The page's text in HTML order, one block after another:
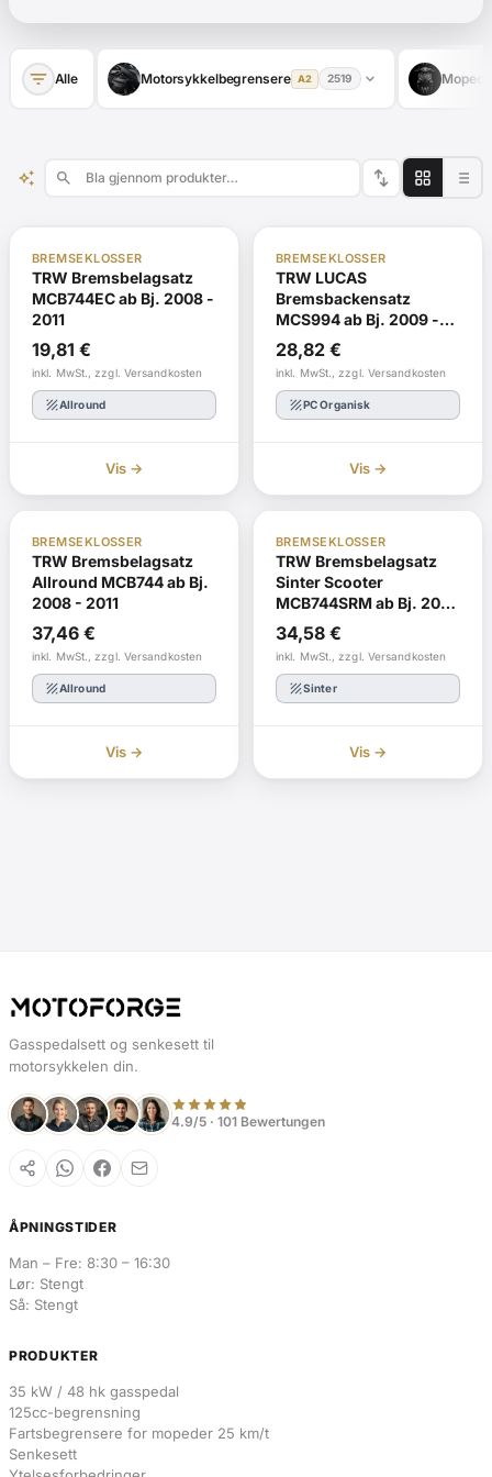
filter_list Alle Motorsykkelbegrensere A2 2519 expand_more
auto_awesome search swap_vert
BREMSEKLOSSER
TRW Bremsbelagsatz
MCB744EC ab Bj. 2008 -
2011
19,81 €
inkl. MwSt., zzgl. Versandkosten
textureAllround
Vis →
BREMSEKLOSSER
TRW LUCAS
Bremsbackensatz
MCS994 ab Bj. 2009 -
2013
28,82 €
inkl. MwSt., zzgl. Versandkosten
texturePC Organisk
Vis →
BREMSEKLOSSER
TRW Bremsbelagsatz
Allround MCB744 ab Bj.
2008 - 2011
37,46 €
inkl. MwSt., zzgl. Versandkosten
textureAllround
Vis →
BREMSEKLOSSER
TRW Bremsbelagsatz
Sinter Scooter
MCB744SRM ab Bj. 2008
- 2011
34,58 €
inkl. MwSt., zzgl. Versandkosten
textureSinter
Vis →
Gasspedalsett og senkesett til
motorsykkelen din.
4.9/5 · 101 Bewertungen
ÅPNINGSTIDER
Man – Fre: 8:30 – 16:30
Lør: Stengt
Så: Stengt
PRODUKTER
35 kW / 48 hk gasspedal
125cc-begrensning
Fartsbegrensere for mopeder 25 km/t
Senkesett